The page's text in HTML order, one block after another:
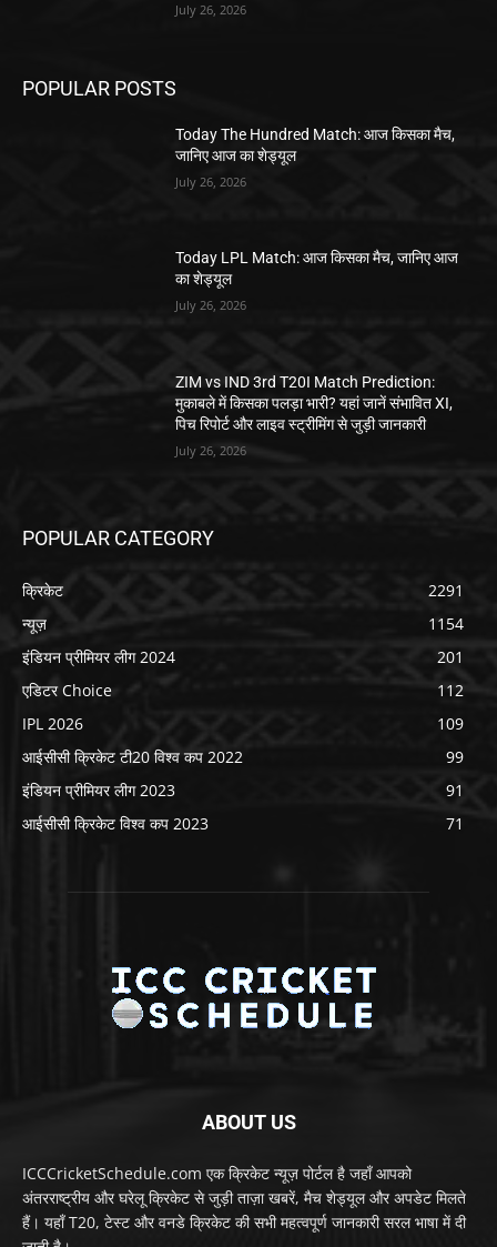
July 26, 2026
POPULAR POSTS
Today The Hundred Match: आज किसका मैच,
जानिए आज का शेड्यूल
July 26, 2026
Today LPL Match: आज किसका मैच, जानिए आज
का शेड्यूल
July 26, 2026
ZIM vs IND 3rd T20I Match Prediction:
मुकाबले में किसका पलड़ा भारी? यहां जानें संभावित XI,
पिच रिपोर्ट और लाइव स्ट्रीमिंग से जुड़ी जानकारी
July 26, 2026
POPULAR CATEGORY
क्रिकेट
2291
न्यूज़
1154
इंडियन प्रीमियर लीग 2024
201
एडिटर Choice
112
IPL 2026
109
आईसीसी क्रिकेट टी20 विश्व कप 2022
99
इंडियन प्रीमियर लीग 2023
91
आईसीसी क्रिकेट विश्व कप 2023
71
ABOUT US
ICCCricketSchedule.com एक क्रिकेट न्यूज़ पोर्टल है जहाँ आपको
अंतरराष्ट्रीय और घरेलू क्रिकेट से जुड़ी ताज़ा खबरें, मैच शेड्यूल और अपडेट मिलते
हैं। यहाँ T20, टेस्ट और वनडे क्रिकेट की सभी महत्वपूर्ण जानकारी सरल भाषा में दी